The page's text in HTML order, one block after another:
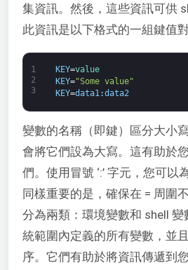
集資訊。然後，這些資訊可供
此資訊是以下格式的一組鍵值對
1
2
3
KEY=value
KEY="Some value"
KEY=data1 :data2
變數的名稱（即鍵）區分大小
會將它們設為大寫。這有助於
們。使用冒號 ‘:’ 字元，您可
同樣重要的是，確保在 = 周圍
分為兩類：環境變數和 shell
統範圍內定義的所有變數，並
序。它們有助於將資訊傳遞到